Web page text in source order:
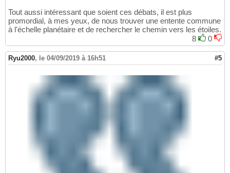
Tout aussi intéressant que soient ces débats, il est plus
promordial, à mes yeux, de nous trouver une entente commune
à l'échelle planétaire et de rechercher le chemin vers les étoiles.
8
0
Ryu2000, le 04/09/2019 à 16h51 #5